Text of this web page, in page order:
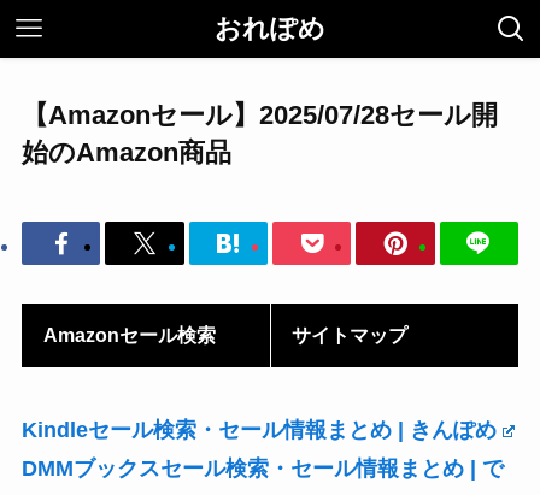
おれぽめ
【Amazonセール】2025/07/28セール開
始のAmazon商品
Amazonセール検索 サイトマップ
Kindleセール検索・セール情報まとめ | きんぽめ
DMMブックスセール検索・セール情報まとめ | で